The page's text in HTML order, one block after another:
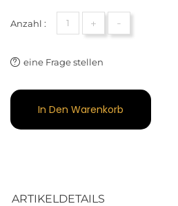
Anzahl : + -
eine Frage stellen
In Den Warenkorb
ARTIKELDETAILS